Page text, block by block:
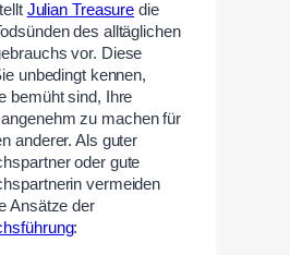
Julian Treasure die
des alltäglichen
vor. Diese
unbedingt kennen,
bemüht sind, Ihre
zu machen für
anderer. Als guter
oder gute
vermeiden
Ansätze der
: